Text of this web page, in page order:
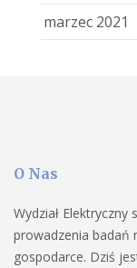
marzec 2021
O Nas
Wydział Elektryczny
prowadzenia badań
gospodarce. Dziś